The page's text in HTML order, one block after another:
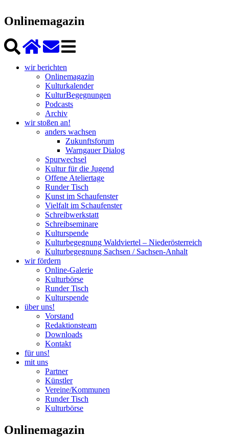
Onlinemagazin
wir berichten
Onlinemagazin
Kulturkalender
KulturBegegnungen
Podcasts
Archiv
wir stoßen an!
anders wachsen
Zukunftsforum
Warngauer Dialog
Spurwechsel
Kultur für die Jugend
Offene Ateliertage
Runder Tisch
Kunst im Schaufenster
Vielfalt im Schaufenster
Schreibwerkstatt
Schreibseminare
Kulturspende
Kulturbegegnung Waldviertel – Niederösterreich
Kulturbegegnung Sachsen / Sachsen-Anhalt
wir fördern
Online-Galerie
Kulturbörse
Runder Tisch
Kulturspende
über uns!
Vorstand
Redaktionsteam
Downloads
Kontakt
für uns!
mit uns
Partner
Künstler
Vereine/Kommunen
Runder Tisch
Kulturbörse
Onlinemagazin